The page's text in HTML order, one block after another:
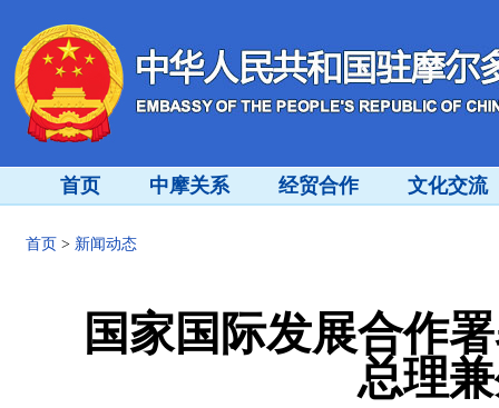
首页 中摩关系 经贸合作 文化交流
首页 > 新闻动态
国家国际发展合作
总理